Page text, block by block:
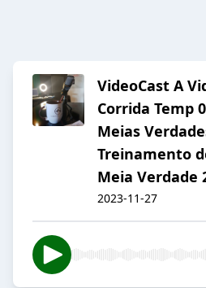
VideoCast A
Corrida Temp
Meias
Treinamento
Meia Verdade
2023-11-27